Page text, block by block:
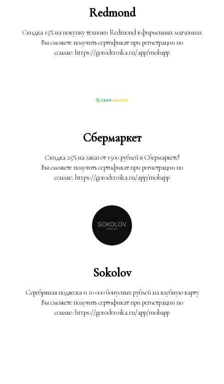
Redmond
Скидка 15% на покупку техники Redmond в фирменных магазинах
Вы сможете получить сертификат при регистрации по
ссылке: https://gorodtroika.ru/app/mobapp
Сбермаркет
Скидка 25% на заказ от 1500 рублей в Сбермаркете!
Вы сможете получить сертификат при регистрации по
ссылке: https://gorodtroika.ru/app/mobapp
Sokolov
Серебряная подвеска и 10 000 бонусных рублей на клубную карту
Вы сможете получить сертификат при регистрации по
ссылке: https://gorodtroika.ru/app/mobapp